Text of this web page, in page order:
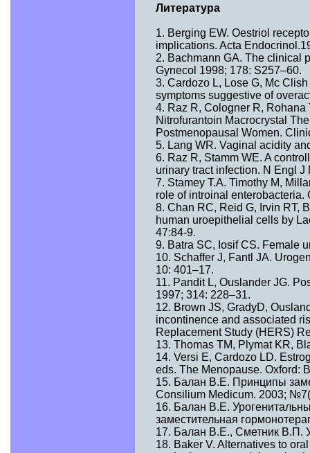
Литература
1. Berging EW. Oestriol
implications. Acta
2. Bachmann GA. The clinical
Gynecol 1998; 178: S257–60.
3. Cardozo L, Lose G, Mc
symptoms suggestive of
4. Raz R, Cologner R,
Nitrofurantoin Macrocrystal
Postmenopausal Women.
5. Lang WR. Vaginal acidity
6. Raz R, Stamm WE. A
urinary tract infection. N Engl J
7. Stamey T.A. Timothy M,
role of introinal enterobacteria.
8. Chan RC, Reid G, Irvin RT,
human uroepithelial cells by
47:84-9.
9. Batra SC, Iosif CS. Female
10. Schaffer J, Fantl JA.
10: 401–17.
11. Pandit L, Ouslander JG.
1997; 314: 228–31.
12. Brown JS, GradyD,
incontinence and associated
Replacement Study (HERS)
13. Thomas TM, Plymat KR,
14. Versi E, Cardozo LD.
eds. The Menopause. Oxford:
15. Балан В.Е. Принципы
Consilium Medicum. 2003;
16. Балан В.Е.
заместительная
17. Балан В.Е., Сметник В.П.
18. Baker V. Alternatives to